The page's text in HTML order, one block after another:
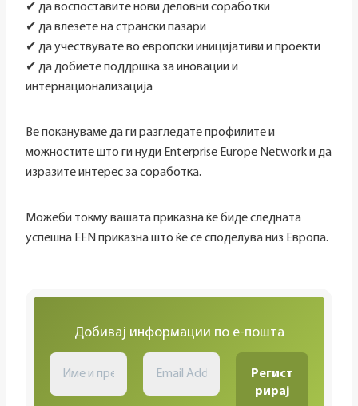
✔ да воспоставите нови деловни соработки
✔ да влезете на странски пазари
✔ да учествувате во европски иницијативи и проекти
✔ да добиете поддршка за иновации и
интернационализација
Ве покануваме да ги разгледате профилите и
можностите што ги нуди Enterprise Europe Network и да
изразите интерес за соработка.
Можеби токму вашата приказна ќе биде следната
успешна EEN приказна што ќе се споделува низ Европа.
Добивај информации по е-пошта